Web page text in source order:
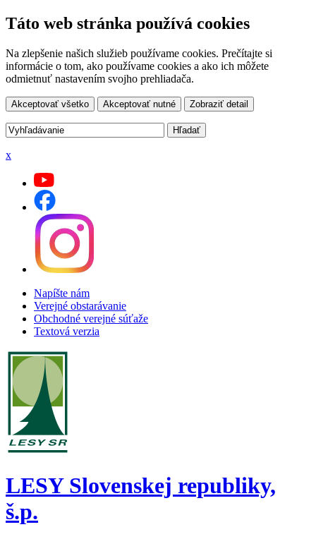
Táto web stránka používá cookies
Na zlepšenie našich služieb používame cookies. Prečítajte si
informácie o tom, ako používame cookies a ako ich môžete
odmietnuť nastavením svojho prehliadača.
Akceptovať všetko Akceptovať nutné Zobraziť detail
x
Napíšte nám
Verejné obstarávanie
Obchodné verejné súťaže
Textová verzia
LESY Slovenskej republiky,
š.p.